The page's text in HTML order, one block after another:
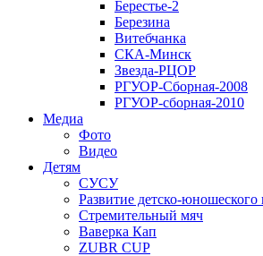
Берестье-2
Березина
Витебчанка
СКА-Минск
Звезда-РЦОР
РГУОР-Сборная-2008
РГУОР-сборная-2010
Медиа
Фото
Видео
Детям
СУСУ
Развитие детско-юношеского
Стремительный мяч
Ваверка Кап
ZUBR CUP